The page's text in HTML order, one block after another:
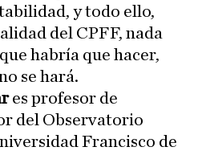
y todo ello,
del CPFF, nada
habría que hacer,
se hará.
es profesor de
del Observatorio
Francisco de